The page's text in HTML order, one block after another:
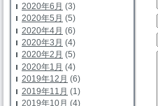
2020年6月 (3)
2020年5月 (5)
2020年4月 (6)
2020年3月 (4)
2020年2月 (5)
2020年1月 (4)
2019年12月 (6)
2019年11月 (1)
2019年10月 (4)